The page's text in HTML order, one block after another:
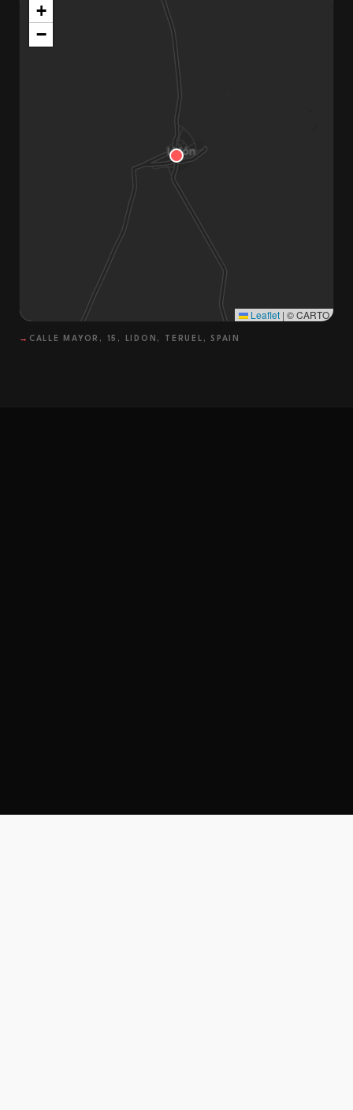
+
−
Leaflet | © CARTO
→ CALLE MAYOR, 15, LIDON, TERUEL, SPAIN